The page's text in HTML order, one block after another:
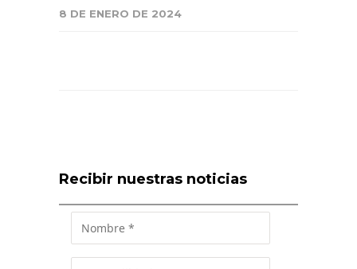
8 DE ENERO DE 2024
Recibir nuestras noticias